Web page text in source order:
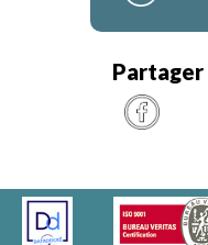
Partager